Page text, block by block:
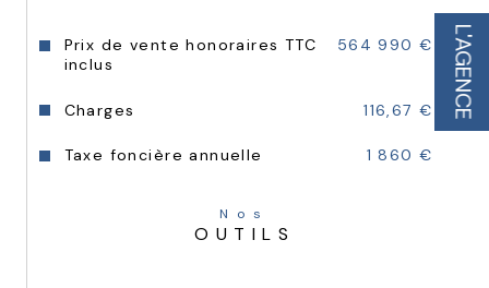
L'AGENCE
Annexes et copropriété
Prix de vente honoraires TTC
inclus
564 990 €
Charges 116,67 €
Taxe foncière annuelle 1 860 €
Nos
OUTILS